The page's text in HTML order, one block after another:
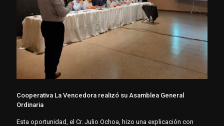
Cooperativa La Vencedora realizó su Asamblea General
Ordinaria
Esta oportunidad, el Cr. Julio Ochoa, hizo una explicación con